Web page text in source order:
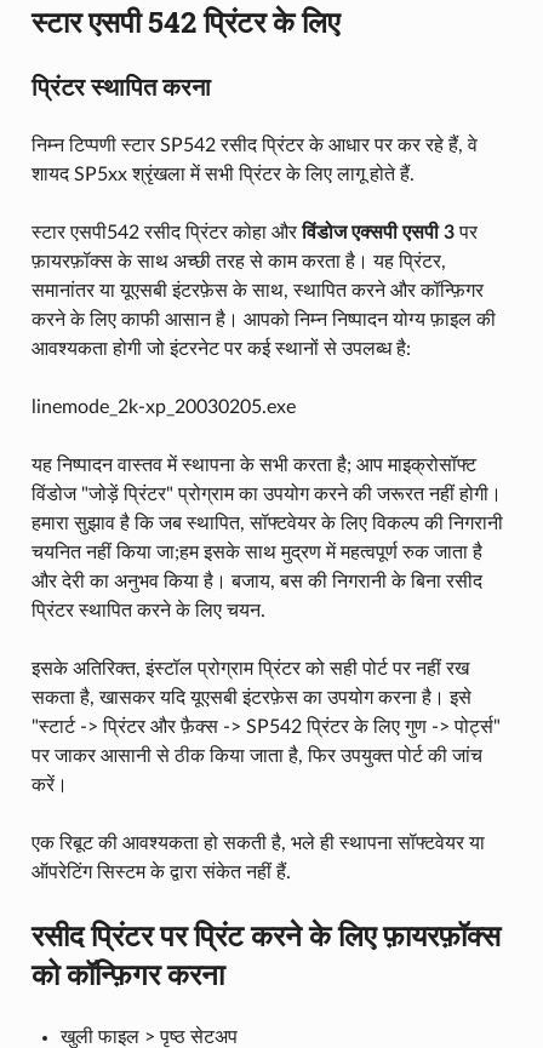
स्टार एसपी 542 प्रिंटर के लिए
प्रिंटर स्थापित करना
निम्न टिप्पणी स्टार SP542 रसीद प्रिंटर के आधार पर कर रहे हैं, वे
शायद SP5xx श्रृंखला में सभी प्रिंटर के लिए लागू होते हैं.
स्टार एसपी542 रसीद प्रिंटर कोहा औरविंडोज एक्सपी एसपी 3पर
फ़ायरफ़ॉक्स के साथ अच्छी तरह से काम करता है। यह प्रिंटर,
समानांतर या यूएसबी इंटरफ़ेस के साथ, स्थापित करने और कॉन्फ़िगर
करने के लिए काफी आसान है। आपको निम्न निष्पादन योग्य फ़ाइल की
आवश्यकता होगी जो इंटरनेट पर कई स्थानों से उपलब्ध है:
linemode_2k-xp_20030205.exe
यह निष्पादन वास्तव में स्थापना के सभी करता है; आप माइक्रोसॉफ्ट
विंडोज "जोड़ें प्रिंटर" प्रोग्राम का उपयोग करने की जरूरत नहीं होगी।
हमारा सुझाव है कि जब स्थापित, सॉफ्टवेयर के लिए विकल्प की निगरानी
चयनित नहीं किया जा;हम इसके साथ मुद्रण में महत्वपूर्ण रुक जाता है
और देरी का अनुभव किया है। बजाय, बस की निगरानी के बिना रसीद
प्रिंटर स्थापित करने के लिए चयन.
इसके अतिरिक्त, इंस्टॉल प्रोग्राम प्रिंटर को सही पोर्ट पर नहीं रख
सकता है, खासकर यदि यूएसबी इंटरफ़ेस का उपयोग करना है। इसे
"स्टार्ट -> प्रिंटर और फ़ैक्स -> SP542 प्रिंटर के लिए गुण -> पोर्ट्स"
पर जाकर आसानी से ठीक किया जाता है, फिर उपयुक्त पोर्ट की जांच
करें।
एक रिबूट की आवश्यकता हो सकती है, भले ही स्थापना सॉफ्टवेयर या
ऑपरेटिंग सिस्टम के द्वारा संकेत नहीं हैं.
रसीद प्रिंटर पर प्रिंट करने के लिए फ़ायरफ़ॉक्स
को कॉन्फ़िगर करना
खुली फाइल > पृष्ठ सेटअप